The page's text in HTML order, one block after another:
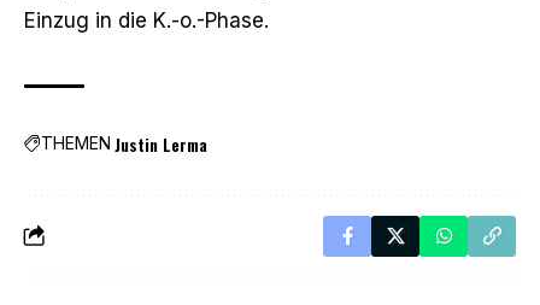
Einzug in die K.-o.-Phase.
THEMEN Justin Lerma